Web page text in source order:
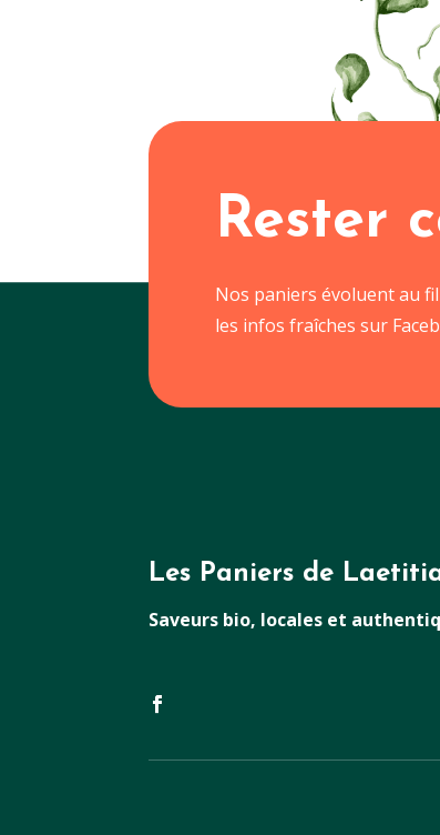
Rester
Nos paniers évoluent au
les infos fraîches sur
Les Paniers de
Saveurs bio, locales et